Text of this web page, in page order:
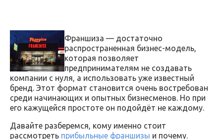
Франшиза — достаточно
распространенная бизнес-модель,
которая позволяет
предпринимателям не создавать
компании с нуля, а использовать уже известный
бренд. Этот формат становится очень востребован
среди начинающих и опытных бизнесменов. Но при
его кажущейся простоте он подойдёт не каждому.
Давайте разберемся, кому именно стоит
рассмотреть прибыльные франшизы и почему.